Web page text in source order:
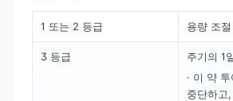
1 또는 2 등급 용량 조
3 등급
주기의 1
· 이 약
중단하고